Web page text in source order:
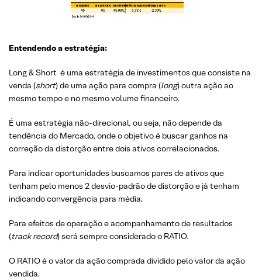
Entendendo a estratégia:
Long & Short é uma estratégia de investimentos que consiste na
venda (short) de uma ação para compra (long) outra ação ao
mesmo tempo e no mesmo volume financeiro.
É uma estratégia não-direcional, ou seja, não depende da
tendência do Mercado, onde o objetivo é buscar ganhos na
correção da distorção entre dois ativos correlacionados.
Para indicar oportunidades buscamos pares de ativos que
tenham pelo menos 2 desvio-padrão de distorção e já tenham
indicando convergência para média.
Para efeitos de operação e acompanhamento de resultados
(track record) será sempre considerado o RATIO.
O RATIO é o valor da ação comprada dividido pelo valor da ação
vendida.